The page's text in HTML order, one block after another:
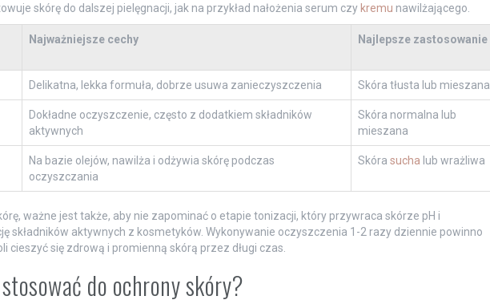
skórę do dalszej pielęgnacji, jak na przykład nałożenia serum czy kremu nawilżającego.
Najważniejsze cechy Najlepsze zastosowanie
Delikatna, lekka formuła, dobrze usuwa zanieczyszczenia Skóra tłusta lub mieszana
Dokładne oczyszczenie, często z dodatkiem składników
aktywnych
Skóra normalna lub
mieszana
Na bazie olejów, nawilża i odżywia skórę podczas
oczyszczania
Skóra sucha lub wrażliwa
ważne jest także, aby nie zapominać o etapie tonizacji, który przywraca skórze pH i
składników aktywnych z kosmetyków. Wykonywanie oczyszczenia 1-2 razy dziennie powinno
cieszyć się zdrową i promienną skórą przez długi czas.
do ochrony skóry?